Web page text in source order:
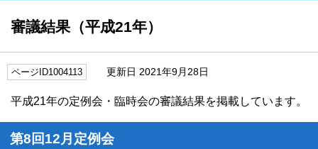
審議結果（平成21年）
ページID1004113 更新日 2021年9月28日
平成21年の定例会・臨時会の審議結果を掲載しています。
第8回12月定例会